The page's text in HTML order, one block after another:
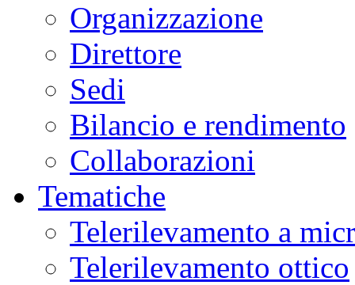
Organizzazione
Direttore
Sedi
Bilancio e rendimento
Collaborazioni
Tematiche
Telerilevamento a
Telerilevamento ottico